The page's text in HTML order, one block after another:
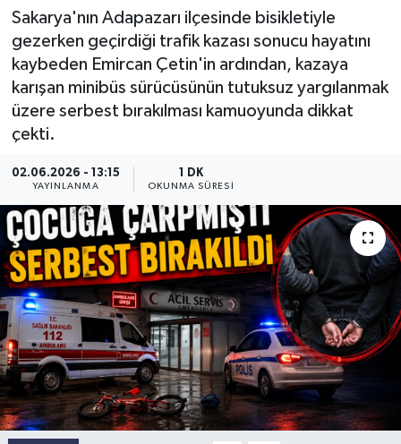
Sakarya'nın Adapazarı ilçesinde bisikletiyle
gezerken geçirdiği trafik kazası sonucu hayatını
kaybeden Emircan Çetin'in ardından, kazaya
karışan minibüs sürücüsünün tutuksuz yargılanmak
üzere serbest bırakılması kamuoyunda dikkat
çekti.
02.06.2026 - 13:15
YAYINLANMA
1 DK
OKUNMA SÜRESI